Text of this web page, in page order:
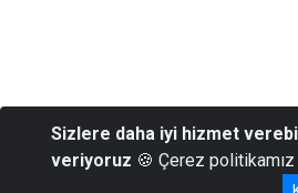
Sizlere daha iyi hizmet
veriyoruz 🍪 Çerez